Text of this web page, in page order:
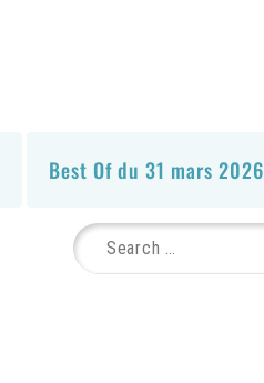
Best Of du 31 mars 2026
Search
for: